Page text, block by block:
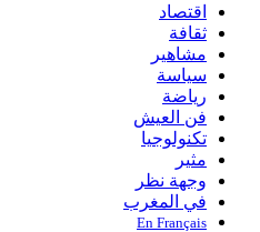
اقتصاد
ثقافة
مشاهير
سياسة
رياضة
فن العيش
تكنولوجيا
مثير
وجهة نظر
في المغرب
En Français